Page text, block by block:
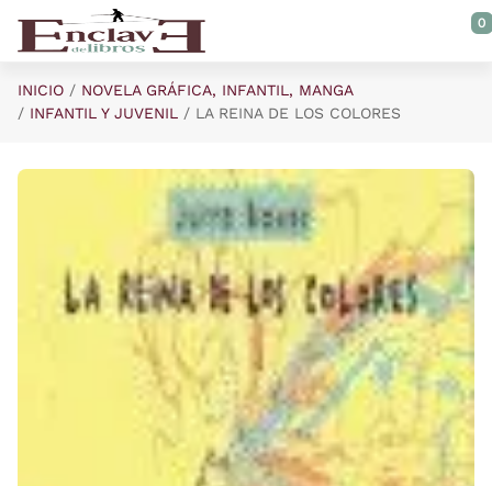
Saltar al contenido principal
0
INICIO
NOVELA GRÁFICA, INFANTIL, MANGA
INFANTIL Y JUVENIL
LA REINA DE LOS COLORES